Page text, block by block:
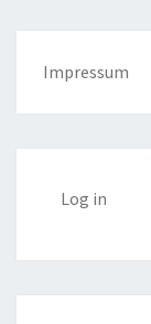
Impressum
Log in